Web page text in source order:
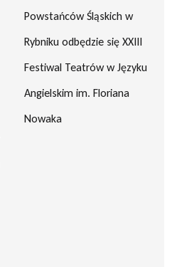
Powstańców Śląskich w
Rybniku odbędzie się XXIII
Festiwal Teatrów w Języku
Angielskim im. Floriana
Nowaka